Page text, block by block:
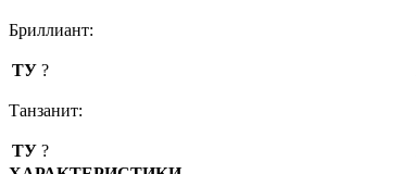
Бриллиант:
ТУ ?
Танзанит:
ТУ ?